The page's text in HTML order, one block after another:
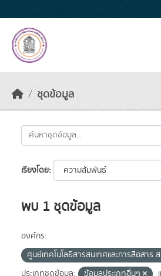
ชุดข้อมูล
เรียงโดย
พบ 1 ชุดข้อมูล
องค์กร:
ศูนย์เทคโนโลยีสารสนเทศและการสื่อสาร
ประเภทชุดข้อมูล:
ข้อมูลประเภทอื่นๆ